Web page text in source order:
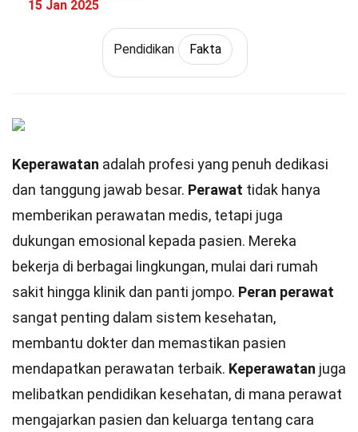
15 Jan 2025
Pendidikan Fakta
Keperawatan adalah profesi yang penuh dedikasi
dan tanggung jawab besar. Perawat tidak hanya
memberikan perawatan medis, tetapi juga
dukungan emosional kepada pasien. Mereka
bekerja di berbagai lingkungan, mulai dari rumah
sakit hingga klinik dan panti jompo. Peran perawat
sangat penting dalam sistem kesehatan,
membantu dokter dan memastikan pasien
mendapatkan perawatan terbaik. Keperawatan juga
melibatkan pendidikan kesehatan, di mana perawat
mengajarkan pasien dan keluarga tentang cara